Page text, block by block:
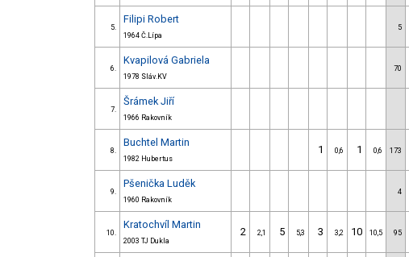
5.
Filipi Robert
1964 Č.Lípa
5
6.
Kvapilová Gabriela
1978 Sláv.KV
70
7.
Šrámek Jiří
1966 Rakovník
8.
Buchtel Martin
1982 Hubertus
1 0,6 1 0,6 173
9.
Pšenička Luděk
1960 Rakovník
4
10.
Kratochvíl Martin
2003 TJ Dukla
2 2,1 5 5,3 3 3,2 10 10,5 95